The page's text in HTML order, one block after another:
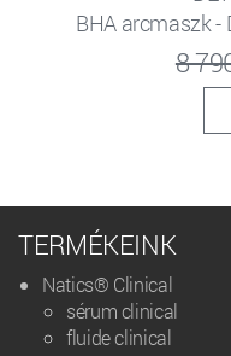
BHA arcmaszk -
8
TERMÉKEINK
Natics® Clinical
sérum clinical
fluide clinical